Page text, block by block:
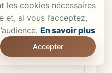
pour « 10
qui
maison » ?
les cookies nécessaires
et, si vous l’acceptez,
En savoir plus
Accepter